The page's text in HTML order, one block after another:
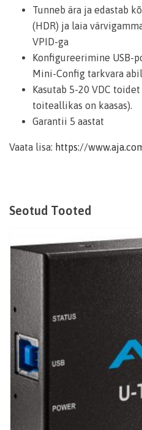
Tunneb ära ja edastab
(HDR) ja laia
VPID-ga
Konfigureerimine USB-
Mini-Config tarkvara
Kasutab 5-20 VDC
toiteallikas on kaasas).
Garantii 5 aastat
Vaata lisa: https://
Seotud Tooted